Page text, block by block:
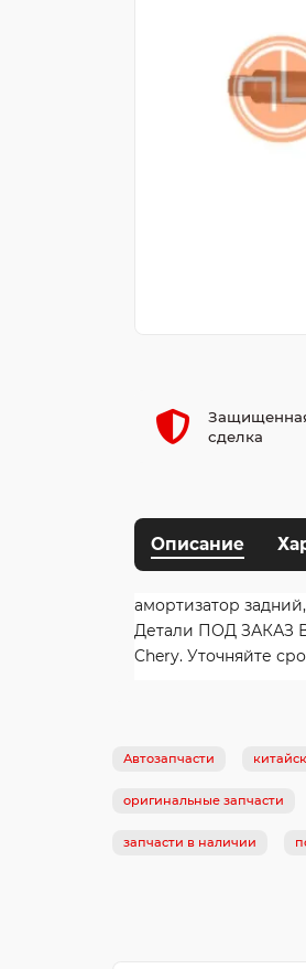
сделка
Описание
амортизатор задний,
Детали ПОД ЗАКАЗ
Chery. Уточняйте
Автозапчасти
оригинальные запчасти
запчасти в наличии